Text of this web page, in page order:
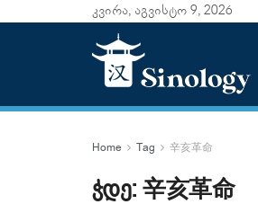
კვირა, აგვისტო 9, 2026
Home Tag 辛亥革命
ჭდე:辛亥革命